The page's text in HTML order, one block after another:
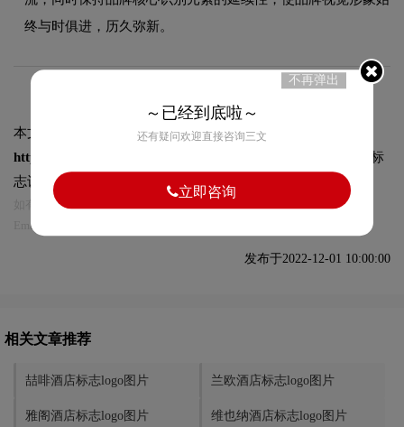
终与时俱进，历久弥新。
本文标题和链接
格林东方酒店标志logo图片:
https://logo9.net/works/10258.html
转载时请注明出处为诗宸标
志设计及本链接!
如有内容侵犯您的合法权益，请及时与我们联系
Email:75696531@qq.com，我们将第一时间安排删除。
发布于2022-12-01 10:00:00
相关文章推荐
喆啡酒店标志logo图片 兰欧酒店标志logo图片
雅阁酒店标志logo图片 维也纳酒店标志logo图片
不再弹出
～已经到底啦～
还有疑问欢迎直接咨询三文
立即咨询